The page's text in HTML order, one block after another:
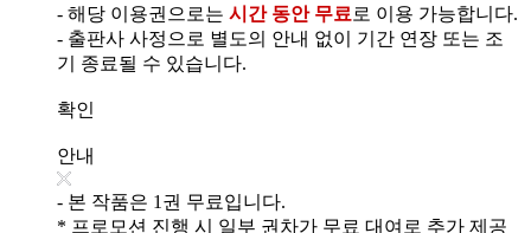
- 해당 이용권으로는 시간 동안 무료 로 이용 가능합니다.
- 출판사 사정으로 별도의 안내 없이 기간 연장 또는 조
기 종료될 수 있습니다.
확인
안내
- 본 작품은 1권 무료입니다.
* 프로모션 진행 시 일부 권차가 무료 대여로 추가 제공